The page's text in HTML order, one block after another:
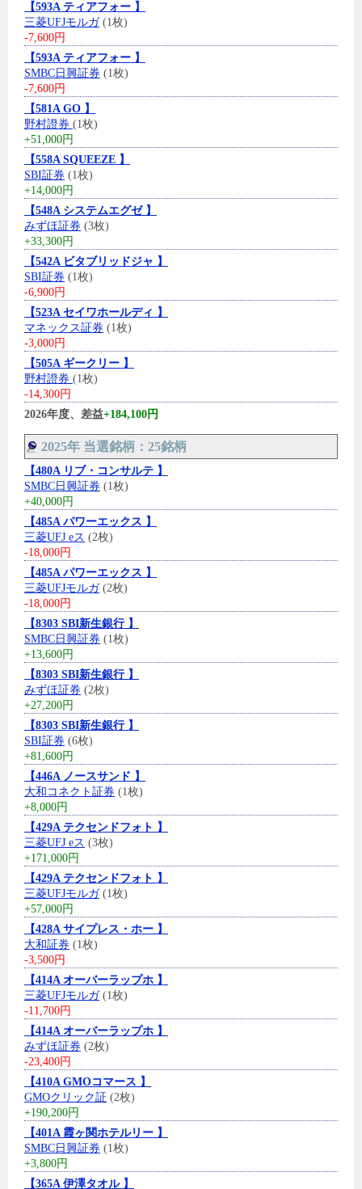
【593A ティアフォー 】
三菱UFJモルガ(1枚)
-7,600円
【593A ティアフォー 】
SMBC日興証券 (1枚)
-7,600円
【581A GO 】
野村證券 (1枚)
+51,000円
【558A SQUEEZE 】
SBI証券 (1枚)
+14,000円
【548A システムエグゼ 】
みずほ証券 (3枚)
+33,300円
【542A ビタブリッドジャ 】
SBI証券 (1枚)
-6,900円
【523A セイワホールディ 】
マネックス証券 (1枚)
-3,000円
【505A ギークリー 】
野村證券 (1枚)
-14,300円
2026年度、差益+184,100円
2025年 当選銘柄：25銘柄
【480A リブ・コンサルテ 】
SMBC日興証券 (1枚)
+40,000円
【485A パワーエックス 】
三菱UFJ eス (2枚)
-18,000円
【485A パワーエックス 】
三菱UFJモルガ(2枚)
-18,000円
【8303 SBI新生銀行 】
SMBC日興証券 (1枚)
+13,600円
【8303 SBI新生銀行 】
みずほ証券 (2枚)
+27,200円
【8303 SBI新生銀行 】
SBI証券 (6枚)
+81,600円
【446A ノースサンド 】
大和コネクト証券 (1枚)
+8,000円
【429A テクセンドフォト 】
三菱UFJ eス (3枚)
+171,000円
【429A テクセンドフォト 】
三菱UFJモルガ(1枚)
+57,000円
【428A サイプレス・ホー 】
大和証券 (1枚)
-3,500円
【414A オーバーラップホ 】
三菱UFJモルガ(1枚)
-11,700円
【414A オーバーラップホ 】
みずほ証券 (2枚)
-23,400円
【410A GMOコマース 】
GMOクリック証 (2枚)
+190,200円
【401A 霞ヶ関ホテルリー 】
SMBC日興証券 (1枚)
+3,800円
【365A 伊澤タオル 】